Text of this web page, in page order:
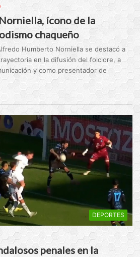
ícono de la
chaqueño
Humberto Norniella se destacó a
en la difusión del folclore, a
y como presentador de
DEPORTES
penales en la